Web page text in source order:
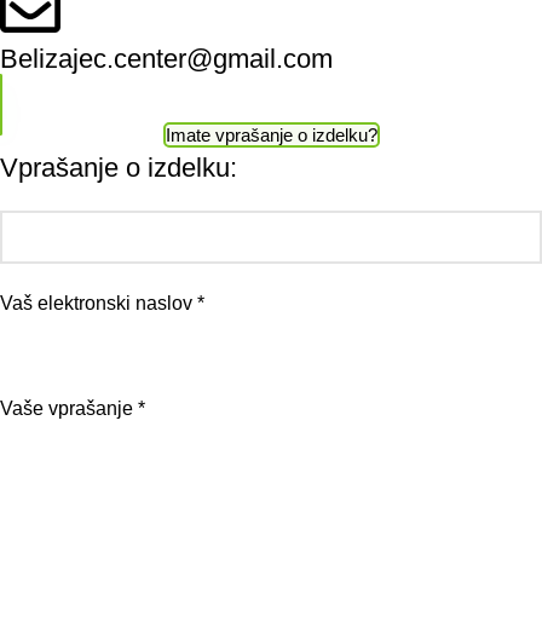
Belizajec.center@gmail.com
Imate vprašanje o izdelku?
Vprašanje o izdelku:
Vaš elektronski naslov *
Vaše vprašanje *